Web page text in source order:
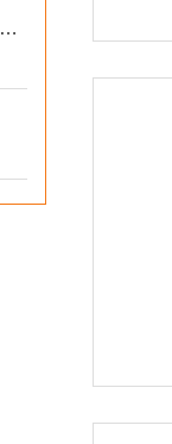
电子电器领域的稳定性测试利器：步入式恒温恒试验湿箱